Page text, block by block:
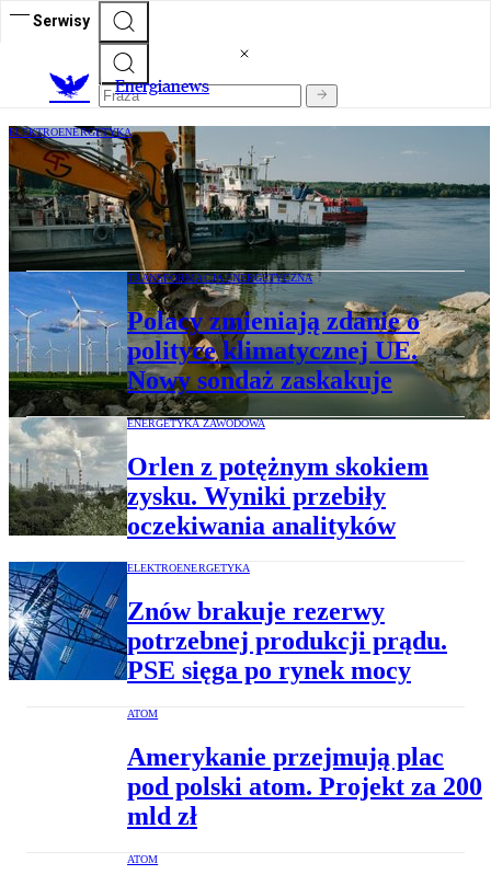
Serwisy
Energianews
ELEKTROENERGETYKA
Rumunia zatopi w Dunaju barki
wypełnione kamieniami, by uratować
reaktor jądrowy
TRANSFORMACJA ENERGETYCZNA
Polacy zmieniają zdanie o
polityce klimatycznej UE.
Nowy sondaż zaskakuje
ENERGETYKA ZAWODOWA
Orlen z potężnym skokiem
zysku. Wyniki przebiły
oczekiwania analityków
ELEKTROENERGETYKA
Znów brakuje rezerwy
potrzebnej produkcji prądu.
PSE sięga po rynek mocy
ATOM
Amerykanie przejmują plac
pod polski atom. Projekt za 200
mld zł
ATOM